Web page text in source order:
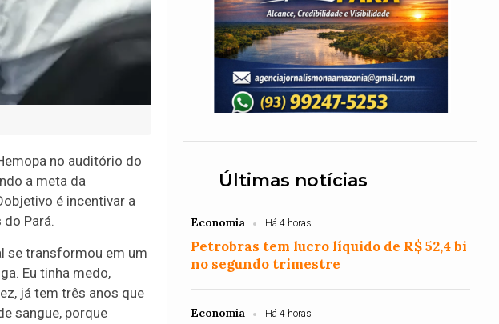
no auditório do
a meta da
objetivo é incentivar a
Pará.
se transformou em um
Eu tinha medo,
já tem três anos que
sangue, porque
Últimas notícias
Economia Há 4 horas
Petrobras tem lucro líquido de R$ 52,4 bi
no segundo trimestre
Economia Há 4 horas